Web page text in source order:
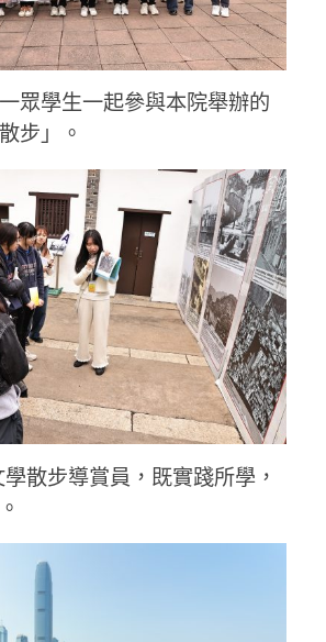
眾學生一起參與本院舉辦的
步」。
學散步導賞員，既實踐所學，